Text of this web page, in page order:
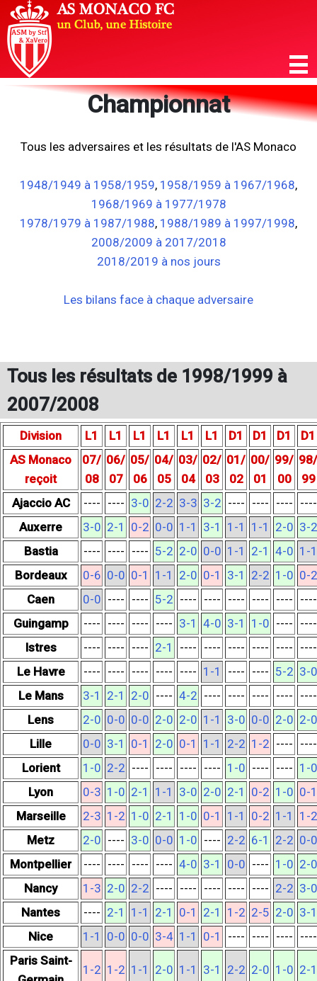
Championnat
Tous les adversaires et les résultats de l'AS Monaco
1948/1949 à 1958/1959, 1958/1959 à 1967/1968,
1968/1969 à 1977/1978
1978/1979 à 1987/1988, 1988/1989 à 1997/1998,
2008/2009 à 2017/2018
2018/2019 à nos jours
Les bilans face à chaque adversaire
Tous les résultats de 1998/1999 à
2007/2008
Division L1 L1 L1 L1 L1 L1 D1 D1 D1
D1
AS Monaco
reçoit
07/
08
06/
07
05/
06
04/
05
03/
04
02/
03
01/
02
00/
01
99/
00
98/
99
Ajaccio AC
---- ---- 3-0 2-2 3-3 3-2 ---- ---- ---- ----
Auxerre
3-0 2-1 0-2 0-0 1-1 3-1 1-1 1-1 2-0 3-2
Bastia
---- ---- ---- 5-2 2-0 0-0 1-1 2-1 4-0 1-1
Bordeaux
0-6 0-0 0-1 1-1 2-0 0-1 3-1 2-2 1-0 0-2
Caen
0-0 ---- ---- 5-2 ---- ---- ---- ---- ---- ----
Guingamp
---- ---- ---- ---- 3-1 4-0 3-1 1-0 ---- ----
Istres
---- ---- ---- 2-1 ---- ---- ---- ---- ---- ----
Le Havre
---- ---- ---- ---- ---- 1-1 ---- ---- 5-2 3-0
Le Mans
3-1 2-1 2-0 ---- 4-2 ---- ---- ---- ---- ----
Lens
2-0 0-0 0-0 2-0 2-0 1-1 3-0 0-0 2-0 2-0
Lille
0-0 3-1 0-1 2-0 0-1 1-1 2-2 1-2 ---- ----
Lorient
1-0 2-2 ---- ---- ---- ---- 1-0 ---- ---- 1-0
Lyon
0-3 1-0 2-1 1-1 3-0 2-0 2-1 0-2 1-0 0-1
Marseille
2-3 1-2 1-0 2-1 1-0 0-1 1-1 0-2 1-1
1-2
Metz
2-0 ---- 3-0 0-0 1-0 ---- 2-2 6-1 2-2 0-0
Montpellier
---- ---- ---- ---- 4-0 3-1 0-0 ---- 1-0 2-0
Nancy
1-3 2-0 2-2 ---- ---- ---- ---- ---- 2-2 3-0
Nantes
---- 2-1 1-1 2-1 0-1 2-1 1-2 2-5 2-0 3-1
Nice
1-1 0-0 0-0 3-4 1-1 0-1 ---- ---- ---- ----
Paris Saint-
1-2 1-2 1-1 2-0 1-1 3-1 2-2 2-0 1-0 2-1